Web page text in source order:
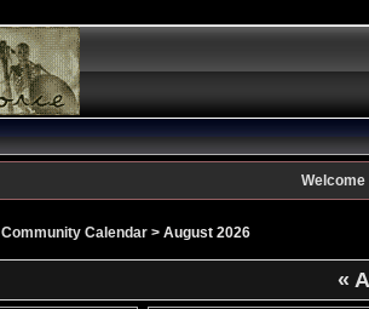
Welcome
Community Calendar> August 2026
«